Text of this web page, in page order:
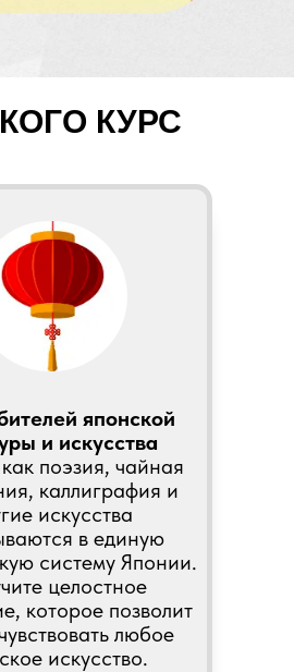
КУРС
японской
и искусства
поэзия, чайная
каллиграфия и
искусства
в единую
систему Японии.
целостное
которое позволит
любое
искусство.